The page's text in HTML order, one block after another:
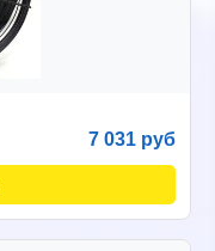
7 031 руб